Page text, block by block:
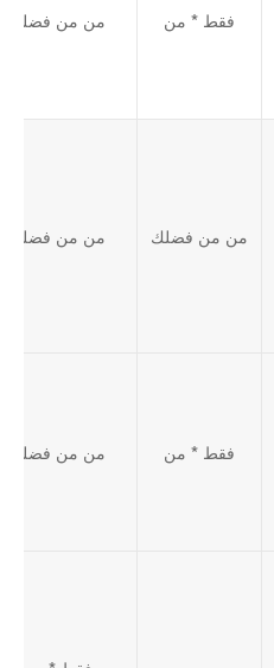
فقط * من من من فضلك
من من فضلك من من فضلك
فقط * من من من فضلك